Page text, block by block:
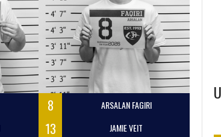
8 ARSALAN FAGIRI
13 JAMIE VEIT